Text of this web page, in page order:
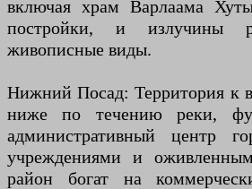
включая храм Варлаама
постройки, и излучины
живописные виды.
Нижний Посад: Территория к
ниже по течению реки,
административный центр
учреждениями и
район богат на